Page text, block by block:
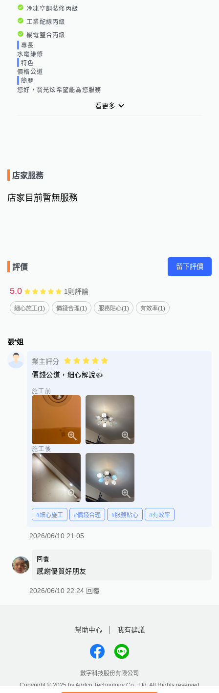
冷凍空調裝修丙級
工業配線丙級
機電整合丙級
專長
水電維修
特色
價格公道
簡歷
您好，翁光炫希望能為您服務
看更多
店家服務
店家目前暫無服務
評價 留下評價
5.0 1 則評論
細心施工(1) 價錢合理(1) 服務貼心(1) 有效率(1)
張*姐
業主評分
價錢公道，細心解說👍
施工前
施工後
#細心施工 #價錢合理 #服務貼心 #有效率
2026/06/10 21:05
回覆
感謝優質好朋友
2026/06/10 22:24 回覆
幫助中心 我有建議
數字科技股份有限公司
Copyright © 2025 by Addcn Technology Co., Ltd. All Rights reserved